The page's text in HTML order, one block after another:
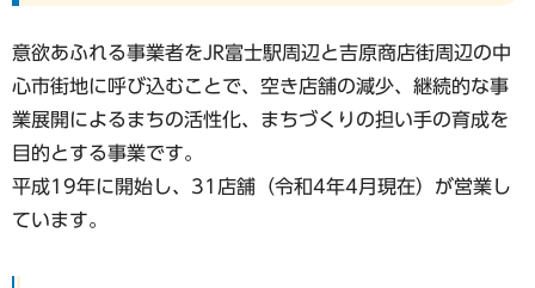
意欲あふれる事業者をJR富士駅周辺と吉原商店街周辺の中
心市街地に呼び込むことで、空き店舗の減少、継続的な事
業展開によるまちの活性化、まちづくりの担い手の育成を
目的とする事業です。
平成19年に開始し、31店舗（令和4年4月現在）が営業し
ています。